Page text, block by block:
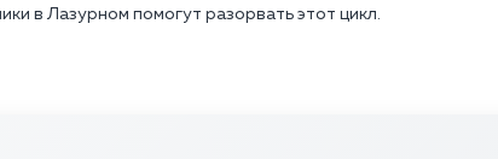
в Лазурном помогут разорвать этот цикл.